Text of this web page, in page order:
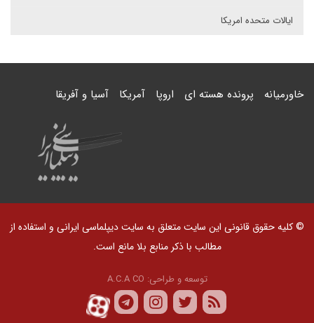
ایالات متحده امریکا
خاورمیانه پرونده هسته ای اروپا آمریکا آسیا و آفریقا
© کلیه حقوق قانونی این سایت متعلق به سایت دیپلماسی ایرانی و استفاده از
مطالب با ذکر منابع بلا مانع است.
توسعه و طراحی: A.C.A CO